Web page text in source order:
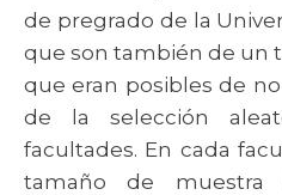
de pregrado de la
que son también de un
que eran posibles de
de la selección
facultades. En cada
tamaño de